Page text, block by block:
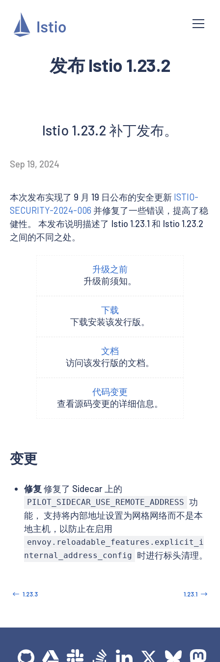
发布 Istio 1.23.2
Istio 1.23.2 补丁发布。
Sep 19, 2024
本次发布实现了 9 月 19 日公布的安全更新 ISTIO-
SECURITY-2024-006 并修复了一些错误，提高了稳
健性。 本发布说明描述了 Istio 1.23.1 和 Istio 1.23.2
之间的不同之处。
升级之前
升级前须知。
下载
下载安装该发行版。
文档
访问该发行版的文档。
代码变更
查看源码变更的详细信息。
变更
修复 修复了 Sidecar 上的
PILOT_SIDECAR_USE_REMOTE_ADDRESS 功
能， 支持将内部地址设置为网格网络而不是本
地主机，以防止在启用
envoy.reloadable_features.explicit_i
nternal_address_config
时进行标头清理。
1.23.3 1.23.1